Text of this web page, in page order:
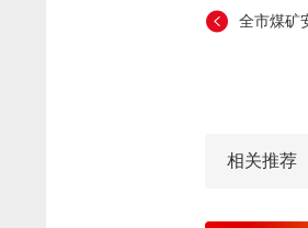
全市煤矿
相关推荐